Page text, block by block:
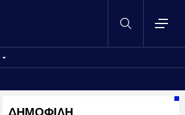
ΔΗΜΟΦΙΛΗ